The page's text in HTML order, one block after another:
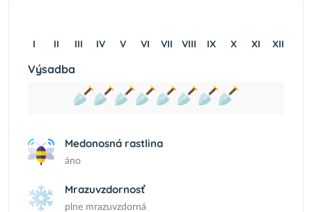
I II III IV V VI VII VIII IX X XI XII
Výsadba
Medonosná rastlina
áno
Mrazuvzdornosť
plne mrazuvzdorná